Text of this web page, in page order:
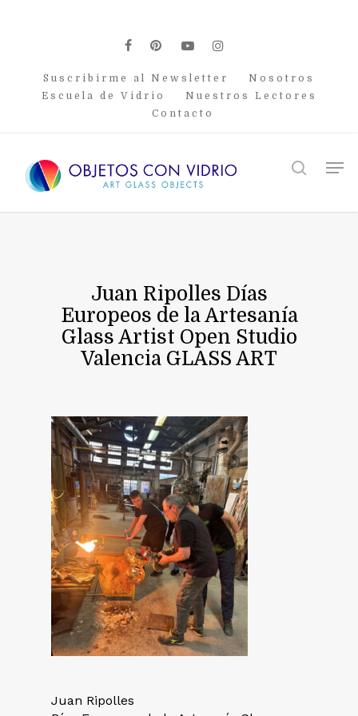
facebook
pinterest
youtubeinstagram
Suscribirme al Newsletter
Nosotros
Escuela de Vidrio
Nuestros Lectores
Contacto
search
Juan Ripolles Días
Europeos de la Artesanía
Glass Artist Open Studio
Valencia GLASS ART
Juan Ripolles